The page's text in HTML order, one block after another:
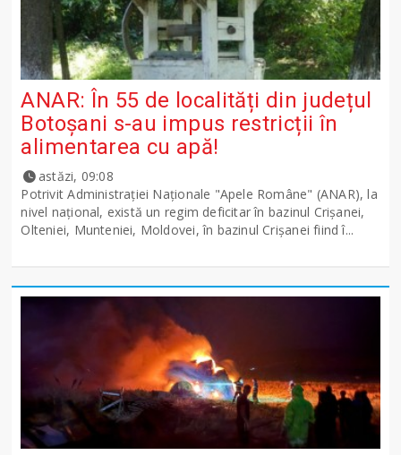
ANAR: În 55 de localități din județul
Botoșani s-au impus restricții în
alimentarea cu apă!
astăzi, 09:08
Potrivit Administraţiei Naţionale "Apele Române" (ANAR), la
nivel naţional, există un regim deficitar în bazinul Crişanei,
Olteniei, Munteniei, Moldovei, în bazinul Crişanei fiind î...